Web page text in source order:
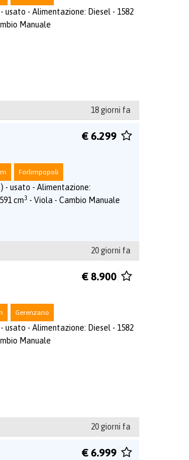
usato - Alimentazione: Diesel - 1582
Manuale
18 giorni fa
€ 6.299
Forlimpopoli
- usato - Alimentazione:
cm3 - Viola - Cambio Manuale
20 giorni fa
€ 8.900
Gerenzano
usato - Alimentazione: Diesel - 1582
Manuale
20 giorni fa
€ 6.999